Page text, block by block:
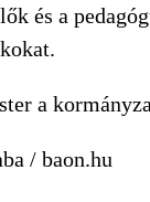
és a
a
/ baon.hu